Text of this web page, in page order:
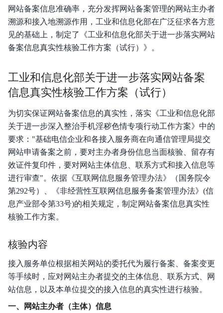
ICP备案前准备
通过PC端进行备案
变更类备案相关
取消注销类备案相关
公安备案
二次核查
下载常用备案文件
常见问题
政策法规
网站备案信息准确率，充分发挥网站备案管理的网站主办者
溯源和接入地溯源作用，工业和信息化部在广泛征求各方意
见的基础上，制定了《工业和信息化部关于进一步落实网站
备案信息真实性核验工作方案（试行）》。
工业和信息化部关于进一步落实网站备案
信息真实性核验工作方案（试行）
为切实保证网站备案信息的真实性，落实《工业和信息化部
关于进一步深入整治手机淫秽色情专项行动工作方案》中的
要求："基础电信企业和各接入服务商在向通信管理局提交
网站申请备案之前，要对主办者身份信息当面核验、留存有
效证件复印件，要对网站主体信息、联系方式和接入信息等
进行审查"。依据《互联网信息服务管理办法》（国务院令
第292号）、《非经营性互联网信息服务备案管理办法》(信
息产业部令第33号)的相关规定，制定网站备案信息真实性
核验工作方案。
核验内容
接入服务单位根据相关网站的委托代为履行备案、备案变更
等手续时，应对网站主办者提交的主体信息、联系方式、网
站信息，以及本单位提交的接入信息的真实性进行核验。
一、网站主办者（主体）信息